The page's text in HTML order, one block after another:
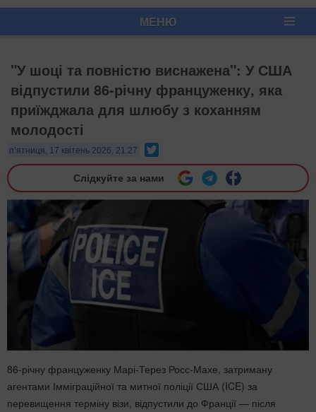
МЕНЮ
"У шоці та повністю виснажена": У США
відпустили 86-річну француженку, яка
приїжджала для шлюбу з коханням
молодості
п’ятниця, 17 квітень 2026, 21:27
Слідкуйте за нами
86-річну француженку Марі-Терез Росс-Махе, затриману
агентами Імміграційної та митної поліції США (ICE) за
перевищення терміну візи, відпустили до Франції — після